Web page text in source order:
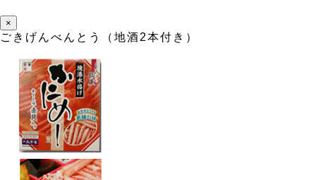
×
ごきげんべんとう（地酒2本付き）